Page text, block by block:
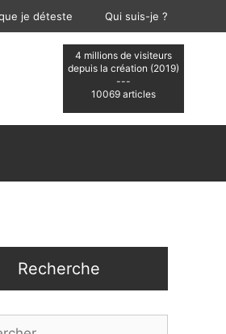
je déteste Qui suis-je ?
4 millions de visiteurs
depuis la création (2019)
---
10069 articles
Recherche